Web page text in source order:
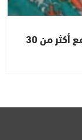
زلزال سياسي بالعيون… استقالة جماعية مع أكثر من 30